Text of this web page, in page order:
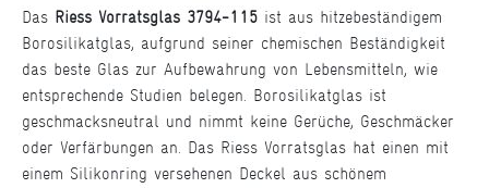
Das Riess Vorratsglas 3794-115 ist aus hitzebeständigem
Borosilikatglas, aufgrund seiner chemischen Beständigkeit
das beste Glas zur Aufbewahrung von Lebensmitteln, wie
entsprechende Studien belegen. Borosilikatglas ist
geschmacksneutral und nimmt keine Gerüche, Geschmäcker
oder Verfärbungen an. Das Riess Vorratsglas hat einen mit
einem Silikonring versehenen Deckel aus schönem